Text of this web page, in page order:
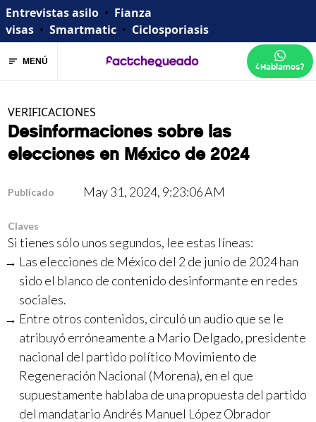
Entrevistas asilo • Fianza
visas • Smartmatic • Ciclosporiasis
MENÚ ¿Hablamos?
VERIFICACIONES
Desinformaciones sobre las
elecciones en México de 2024
Publicado May 31, 2024, 9:23:06 AM
Claves
Si tienes sólo unos segundos, lee estas líneas:
Las elecciones de México del 2 de junio de 2024 han
sido el blanco de contenido desinformante en redes
sociales.
Entre otros contenidos, circuló un audio que se le
atribuyó erróneamente a Mario Delgado, presidente
nacional del partido político Movimiento de
Regeneración Nacional (Morena), en el que
supuestamente hablaba de una propuesta del partido
del mandatario Andrés Manuel López Obrador